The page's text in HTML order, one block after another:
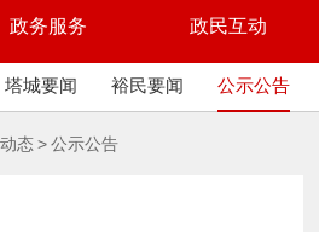
政务服务 政民互动
塔城要闻 裕民要闻 公示公告
态 > 公示公告